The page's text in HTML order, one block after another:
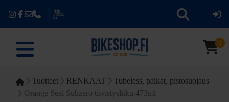
0
Tuotteet RENKAAT
Tubeless, paikat, pistosuojaus
Orange Seal Subzero tiivistyslitku 473ml